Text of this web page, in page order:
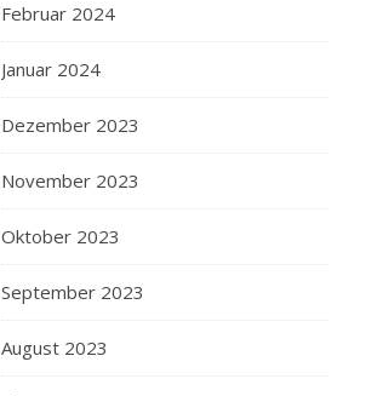
Februar 2024
Januar 2024
Dezember 2023
November 2023
Oktober 2023
September 2023
August 2023